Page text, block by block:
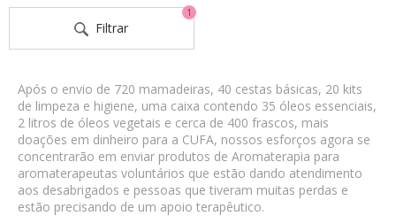
Filtrar
1
Após o envio de 720 mamadeiras, 40 cestas básicas, 20 kits
de limpeza e higiene, uma caixa contendo 35 óleos essenciais,
2 litros de óleos vegetais e cerca de 400 frascos, mais
doações em dinheiro para a CUFA, nossos esforços agora se
concentrarão em enviar produtos de Aromaterapia para
aromaterapeutas voluntários que estão dando atendimento
aos desabrigados e pessoas que tiveram muitas perdas e
estão precisando de um apoio terapêutico.